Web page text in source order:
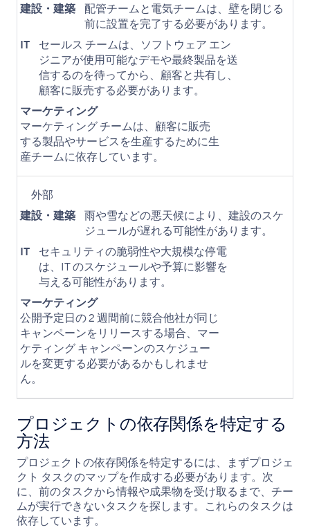
建設・建築 配管チームと電気チームは、壁を閉じる
前に設置を完了する必要があります。
IT
セールス チームは、ソフトウェア エン
ジニアが使用可能なデモや最終製品を送
信するのを待ってから、顧客と共有し、
顧客に販売する必要があります。
マーケティング
マーケティング チームは、顧客に販売
する製品やサービスを生産するために生
産チームに依存しています。
外部
建設・建築 雨や雪などの悪天候により、建設のスケ
ジュールが遅れる可能性があります。
IT
セキュリティの脆弱性や大規模な停電
は、IT のスケジュールや予算に影響を
与える可能性があります。
マーケティング
公開予定日の 2 週間前に競合他社が同じ
キャンペーンをリリースする場合、マー
ケティング キャンペーンのスケジュー
ルを変更する必要があるかもしれませ
ん。
プロジェクトの依存関係を特定する
方法
プロジェクトの依存関係を特定するには、まずプロジェ
クト タスクのマップを作成する必要があります。次
に、前のタスクから情報や成果物を受け取るまで、チー
ムが実行できないタスクを探します。これらのタスクは
依存しています。